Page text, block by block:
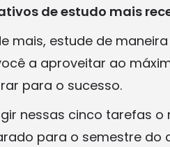
de estudo mais
mais, estude de
a aproveitar ao
para o sucesso.
nessas cinco tarefas
para o semestre do